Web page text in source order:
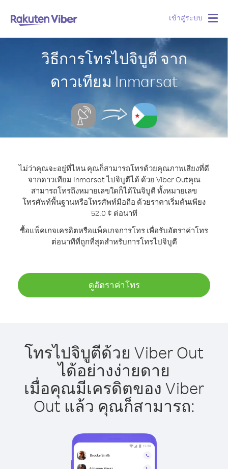
เข้าสู่ระบบ
วิธีการโทรไปจิบูตี จาก
ดาวเทียม Inmarsat
ไม่ว่าคุณจะอยู่ที่ไหน คุณก็สามารถโทรด้วยคุณภาพเสียงที่ดี
จากดาวเทียม Inmarsat ไปจิบูตีได้ ด้วย Viber Outคุณ
สามารถโทรถึงหมายเลขใดก็ได้ในจิบูตี ทั้งหมายเลข
โทรศัพท์พื้นฐานหรือโทรศัพท์มือถือ ด้วยราคาเริ่มต้นเพียง
52.0 ¢ ต่อนาที
ซื้อแพ็คเกจเครดิตหรือแพ็คเกจการโทร เพื่อรับอัตราค่าโทร
ต่อนาทีที่ถูกที่สุดสำหรับการโทรไปจิบูตี
ดูอัตราค่าโทร
โทรไปจิบูตีด้วย Viber Out
ได้อย่างง่ายดาย
เมื่อคุณมีเครดิตของ Viber
Out แล้ว คุณก็สามารถ: